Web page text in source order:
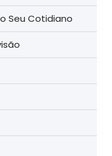
Seu Cotidiano